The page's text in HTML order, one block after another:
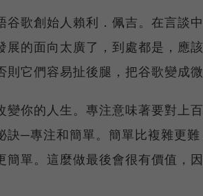
谷歌創始人賴利．佩吉。在言談
的面向太廣了，到處都是，應
它們容易扯後腿，把谷歌變成微
變你的人生。專注意味著要對上
訣─專注和簡單。簡單比複雜更
簡單。這麼做最後會很有價值，